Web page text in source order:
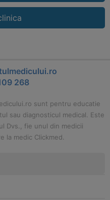
268
sunt pentru educatie
sau diagnosticul medical. Este
Dvs., fie unul din medicii
la medic Clickmed.